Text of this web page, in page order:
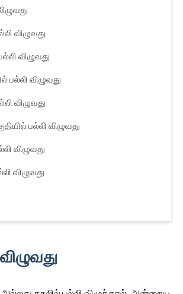
விழுவது
விழுவது
பல்லி விழுவது
விழுவது
பல்லி விழுவது
விழுவது
விழுவது